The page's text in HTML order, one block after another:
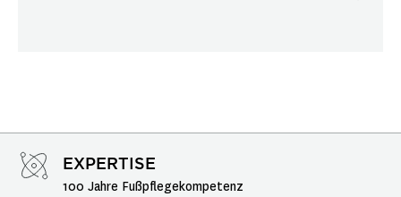
EXPERTISE
100 Jahre Fußpflegekompetenz